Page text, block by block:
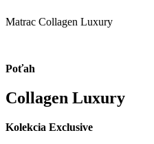
Matrac Collagen Luxury
Poťah
Collagen Luxury
Kolekcia Exclusive